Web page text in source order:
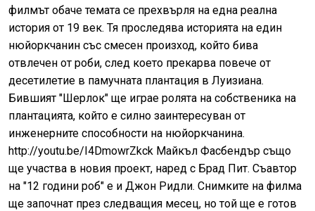
филмът обаче темата се прехвърля на една реална
история от 19 век. Тя проследява историята на един
нюйоркчанин със смесен произход, който бива
отвлечен от роби, след което прекарва повече от
десетилетие в памучната плантация в Луизиана.
Бившият "Шерлок" ще играе ролята на собственика на
плантацията, който е силно заинтересуван от
инженерните способности на нюйоркчанина.
http://youtu.be/I4DmowrZkck Майкъл Фасбендър също
ще участва в новия проект, наред с Брад Пит. Съавтор
на "12 години роб" е и Джон Ридли. Снимките на филма
ще започнат през следващия месец, но той ще е готов